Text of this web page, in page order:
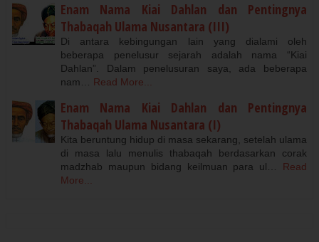
Enam Nama Kiai Dahlan dan Pentingnya
Thabaqah Ulama Nusantara (III)
Di antara kebingungan lain yang dialami oleh
beberapa penelusur sejarah adalah nama “Kiai
Dahlan”. Dalam penelusuran saya, ada beberapa
nam…
Read More...
Enam Nama Kiai Dahlan dan Pentingnya
Thabaqah Ulama Nusantara (I)
Kita beruntung hidup di masa sekarang, setelah ulama
di masa lalu menulis thabaqah berdasarkan corak
madzhab maupun bidang keilmuan para ul…
Read
More...